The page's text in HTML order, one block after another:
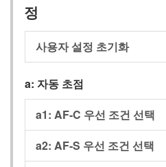
정
사용자 설정 초기화
a: 자동 초점
a1: AF‑C 우선 조건 선택
a2: AF‑S 우선 조건 선택